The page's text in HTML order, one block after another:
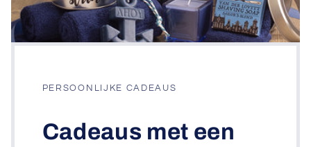
PERSOONLIJKE CADEAUS
Cadeaus met een